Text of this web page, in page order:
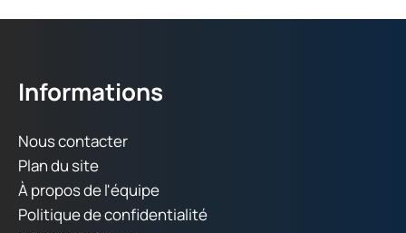
Informations
Nous contacter
Plan du site
À propos de l'équipe
Politique de confidentialité